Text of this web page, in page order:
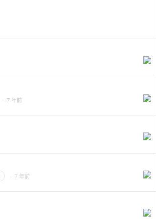
· 7 年前
· 7 年前